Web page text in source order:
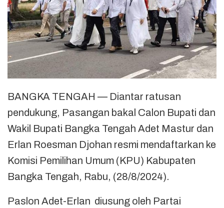
BANGKA TENGAH — Diantar ratusan
pendukung, Pasangan bakal Calon Bupati dan
Wakil Bupati Bangka Tengah Adet Mastur dan
Erlan Roesman Djohan resmi mendaftarkan ke
Komisi Pemilihan Umum (KPU) Kabupaten
Bangka Tengah, Rabu, (28/8/2024).
Paslon Adet-Erlan diusung oleh Partai